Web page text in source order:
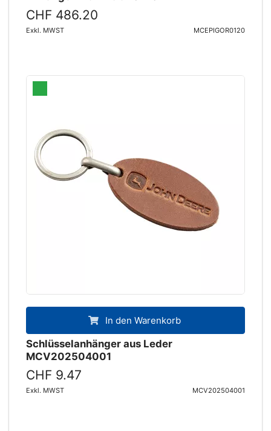
CHF 486.20
Exkl. MWST MCEPIGOR0120
In den Warenkorb
Schlüsselanhänger aus Leder
MCV202504001
CHF 9.47
Exkl. MWST MCV202504001